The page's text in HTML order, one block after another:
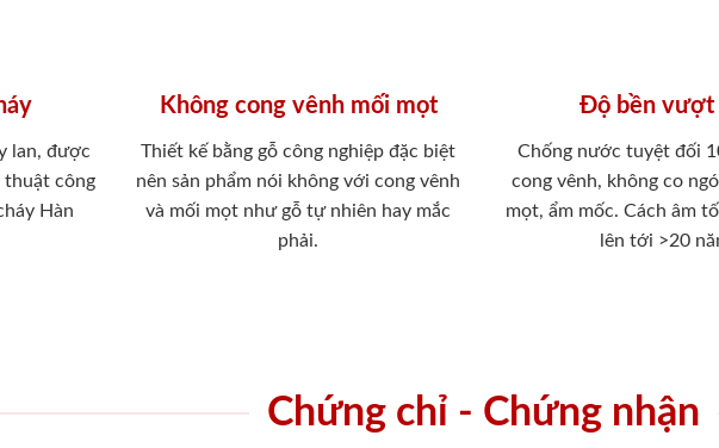
lan, được
thuật công
Hàn
Không cong vênh mối mọt
Thiết kế bằng gỗ công nghiệp đặc biệt
nên sản phẩm nói không với cong vênh
và mối mọt như gỗ tự nhiên hay mắc
phải.
Độ bền vượt
Chống nước tuyệt đối
cong vênh, không co
mọt, ẩm mốc. Cách âm
lên tới >20
Chứng chỉ - Chứng nhận